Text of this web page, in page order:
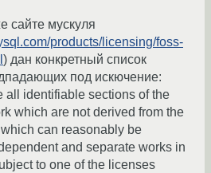
сайте мускуля
products/licensing/foss-
) дан конкретный список
под искючение:
all identifiable sections of the
which are not derived from the
can reasonably be
and separate works in
to one of the licenses